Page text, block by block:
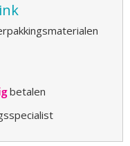
betalen